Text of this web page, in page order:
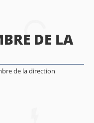
DE LA
de la direction